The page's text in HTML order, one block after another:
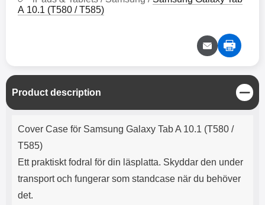
A 10.1 (T580 / T585)
Product description
C
l
o
Product description
Cover Case för Samsung Galaxy Tab A 10.1 (T580 /
T585)
Ett praktiskt fodral för din läsplatta. Skyddar den under
transport och fungerar som standcase när du behöver
det.